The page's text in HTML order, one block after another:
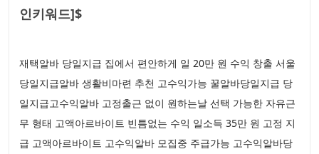
인키워드]$
재택알바 당일지급 집에서 편안하게 일 20만 원 수익 창출 서울
당일지급알바 생활비마련 추천 고수익가능 꿀알바당일지급 당
일지급고수익알바 고정출근 없이 원하는날 선택 가능한 자유근
무 형태 고액아르바이트 빈틈없는 수익 일소득 35만 원 고정 지
급 고액아르바이트 고수익알바 모집중 주급가능 고수익알바당